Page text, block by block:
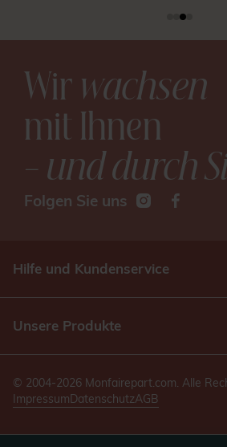
Wirwachsen
mit Ihnen
– und durch
Folgen Sie uns
Hilfe und Kundenservice
Unsere Produkte
© 2004-2026 Monfairepart.com. Alle
ImpressumDatenschutzAGB